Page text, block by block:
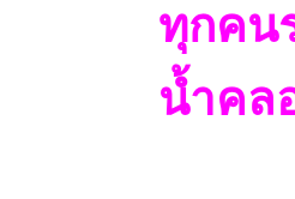
ทุกคน
น้ำคล